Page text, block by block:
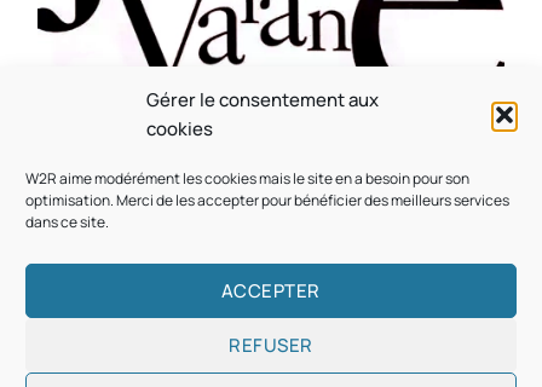
Gérer le consentement aux
cookies
W2R aime modérément les cookies mais le site en a besoin pour son
optimisation. Merci de les accepter pour bénéficier des meilleurs services
dans ce site.
ACCEPTER
REFUSER
MUSICALE
Souvenir : 1996
On05/03/2026byWebmaster2Risi
Copyright © 2026